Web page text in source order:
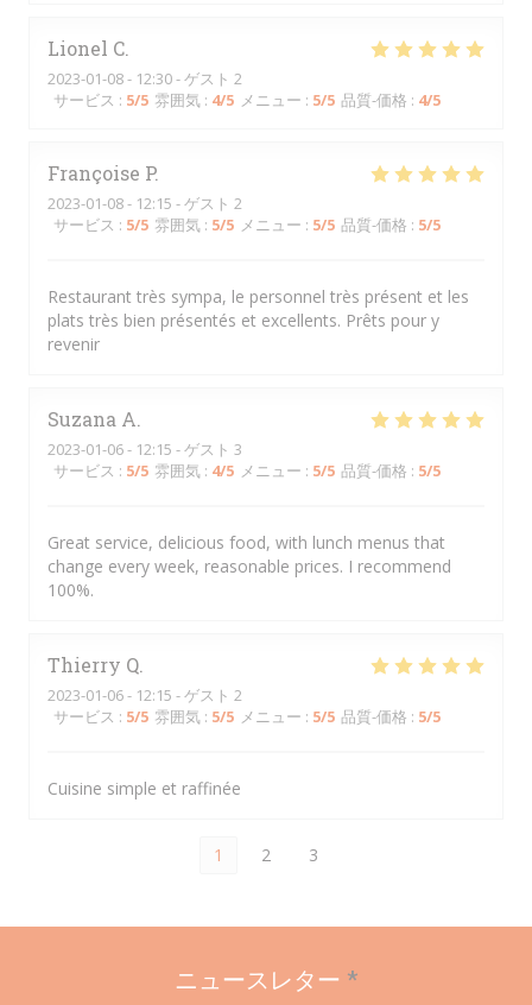
Lionel C
2023-01-08- 12:30 - ゲスト 2
サービス : 5/5 雰囲気 : 4/5 メニュー : 5/5 品質-価格 : 4/5
Françoise P
2023-01-08- 12:15 - ゲスト 2
サービス : 5/5 雰囲気 : 5/5 メニュー : 5/5 品質-価格 : 5/5
Restaurant très sympa, le personnel très présent et les
plats très bien présentés et excellents. Prêts pour y
revenir
Suzana A
2023-01-06- 12:15 - ゲスト 3
サービス : 5/5 雰囲気 : 4/5 メニュー : 5/5 品質-価格 : 5/5
Great service, delicious food, with lunch menus that
change every week, reasonable prices. I recommend
100%.
Thierry Q
2023-01-06- 12:15 - ゲスト 2
サービス : 5/5 雰囲気 : 5/5 メニュー : 5/5 品質-価格 : 5/5
Cuisine simple et raffinée
1 2 3
ニュースレター *